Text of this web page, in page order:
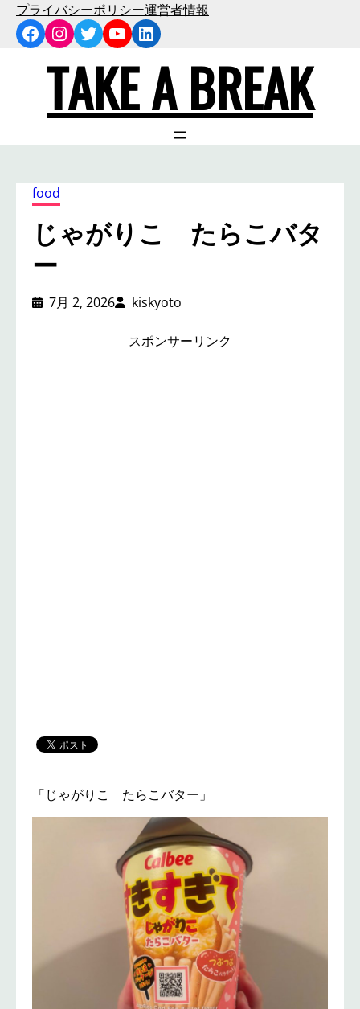
プライバシーポリシー運営者情報
Facebook
Instagram
Twitter
YouTube
LinkedIn
TAKE A BREAK
food
じゃがりこ たらこバタ
ー
7月 2, 2026 kiskyoto
スポンサーリンク
「じゃがりこ たらこバター」